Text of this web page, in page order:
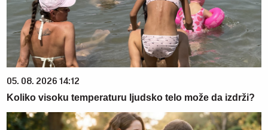
05. 08. 2026 14:12
Koliko visoku temperaturu ljudsko telo može da izdrži?